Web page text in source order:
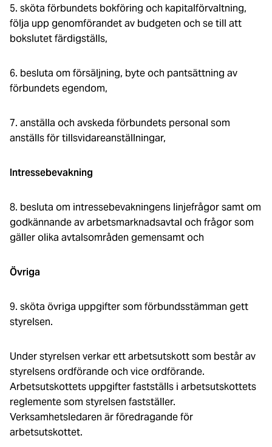
5. sköta förbundets bokföring och kapitalförvaltning,
följa upp genomförandet av budgeten och se till att
bokslutet färdigställs,
6. besluta om försäljning, byte och pantsättning av
förbundets egendom,
7. anställa och avskeda förbundets personal som
anställs för tillsvidareanställningar,
Intressebevakning
8. besluta om intressebevakningens linjefrågor samt om
godkännande av arbetsmarknadsavtal och frågor som
gäller olika avtalsområden gemensamt och
Övriga
9. sköta övriga uppgifter som förbundsstämman gett
styrelsen.
Under styrelsen verkar ett arbetsutskott som består av
styrelsens ordförande och vice ordförande.
Arbetsutskottets uppgifter fastställs i arbetsutskottets
reglemente som styrelsen fastställer.
Verksamhetsledaren är föredragande för
arbetsutskottet.